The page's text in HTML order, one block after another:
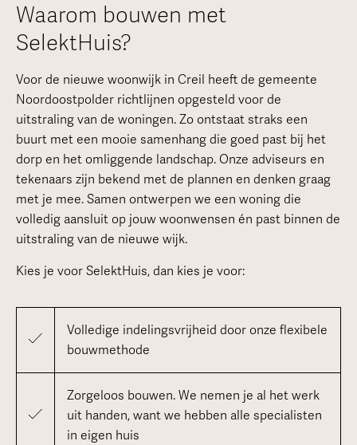
Waarom bouwen met
SelektHuis?
Voor de nieuwe woonwijk in Creil heeft de gemeente
Noordoostpolder richtlijnen opgesteld voor de
uitstraling van de woningen. Zo ontstaat straks een
buurt met een mooie samenhang die goed past bij het
dorp en het omliggende landschap. Onze adviseurs en
tekenaars zijn bekend met de plannen en denken graag
met je mee. Samen ontwerpen we een woning die
volledig aansluit op jouw woonwensen én past binnen de
uitstraling van de nieuwe wijk.
Kies je voor SelektHuis, dan kies je voor:
Volledige indelingsvrijheid door onze flexibele
bouwmethode
Zorgeloos bouwen. We nemen je al het werk
uit handen, want we hebben alle specialisten
in eigen huis